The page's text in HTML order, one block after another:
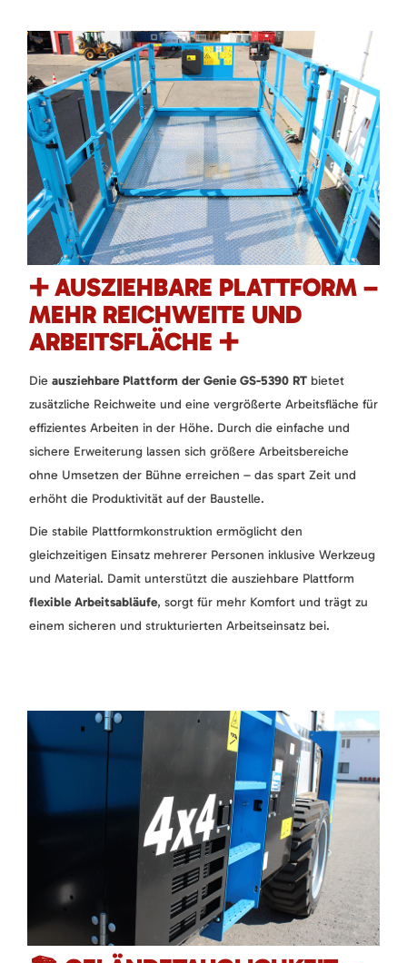
➕ AUSZIEHBARE PLATTFORM –
MEHR REICHWEITE UND
ARBEITSFLÄCHE ➕
Die ausziehbare Plattform der Genie GS-5390 RT bietet
zusätzliche Reichweite und eine vergrößerte Arbeitsfläche für
effizientes Arbeiten in der Höhe. Durch die einfache und
sichere Erweiterung lassen sich größere Arbeitsbereiche
ohne Umsetzen der Bühne erreichen – das spart Zeit und
erhöht die Produktivität auf der Baustelle.
Die stabile Plattformkonstruktion ermöglicht den
gleichzeitigen Einsatz mehrerer Personen inklusive Werkzeug
und Material. Damit unterstützt die ausziehbare Plattform
flexible Arbeitsabläufe, sorgt für mehr Komfort und trägt zu
einem sicheren und strukturierten Arbeitseinsatz bei.